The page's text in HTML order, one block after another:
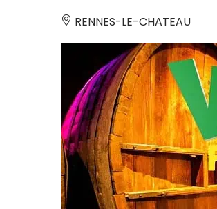
RENNES-LE-CHATEAU